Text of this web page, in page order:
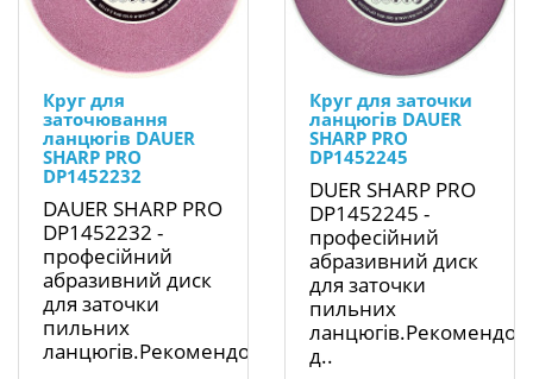
Круг для
заточювання
ланцюгів DAUER
SHARP PRO
DP1452232
DAUER SHARP PRO
DP1452232 -
професійний
абразивний диск
для заточки
пильних
ланцюгів.Рекомендований
Круг для заточки
ланцюгів DAUER
SHARP PRO
DP1452245
DUER SHARP PRO
DP1452245 -
професійний
абразивний диск
для заточки
пильних
д..